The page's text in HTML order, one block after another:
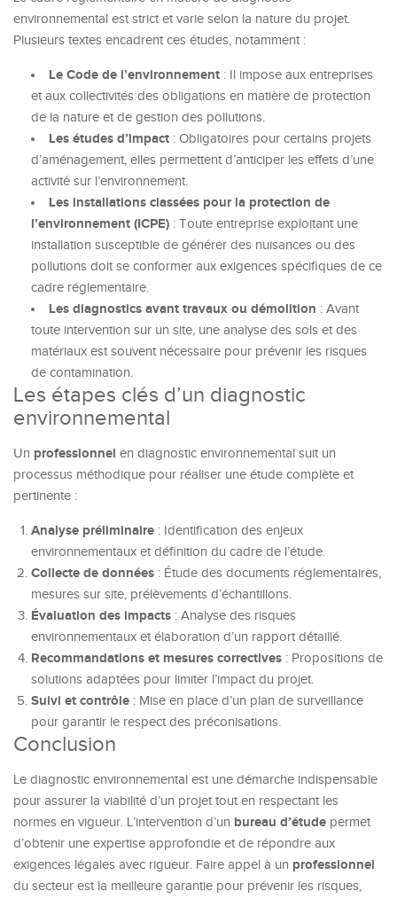
environnemental est strict et varie selon la nature du projet.
Plusieurs textes encadrent ces études, notamment :
Le Code de l’environnement : Il impose aux entreprises
et aux collectivités des obligations en matière de protection
de la nature et de gestion des pollutions.
Les études d’impact : Obligatoires pour certains projets
d’aménagement, elles permettent d’anticiper les effets d’une
activité sur l’environnement.
Les installations classées pour la protection de
l’environnement (ICPE) : Toute entreprise exploitant une
installation susceptible de générer des nuisances ou des
pollutions doit se conformer aux exigences spécifiques de ce
cadre réglementaire.
Les diagnostics avant travaux ou démolition : Avant
toute intervention sur un site, une analyse des sols et des
matériaux est souvent nécessaire pour prévenir les risques
de contamination.
Les étapes clés d’un diagnostic
environnemental
Un professionnel en diagnostic environnemental suit un
processus méthodique pour réaliser une étude complète et
pertinente :
Analyse préliminaire : Identification des enjeux
environnementaux et définition du cadre de l’étude.
Collecte de données : Étude des documents réglementaires,
mesures sur site, prélèvements d’échantillons.
Évaluation des impacts : Analyse des risques
environnementaux et élaboration d’un rapport détaillé.
Recommandations et mesures correctives : Propositions de
solutions adaptées pour limiter l’impact du projet.
Suivi et contrôle : Mise en place d’un plan de surveillance
pour garantir le respect des préconisations.
Conclusion
Le diagnostic environnemental est une démarche indispensable
pour assurer la viabilité d’un projet tout en respectant les
normes en vigueur. L’intervention d’un bureau d’étude permet
d’obtenir une expertise approfondie et de répondre aux
exigences légales avec rigueur. Faire appel à un professionnel
du secteur est la meilleure garantie pour prévenir les risques,